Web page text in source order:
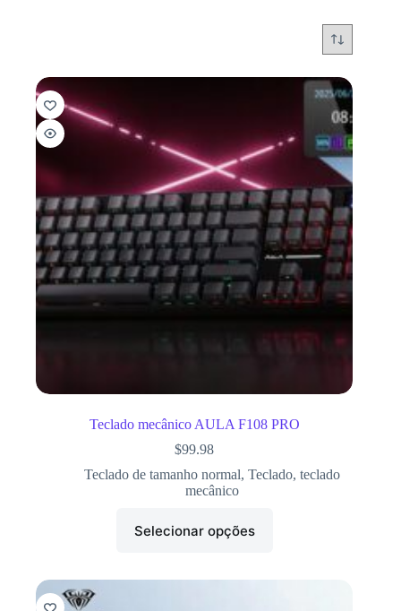
Teclado mecânico AULA F108 PRO
$99.98
Teclado de tamanho normal,Teclado,teclado
mecânico
Selecionar opções